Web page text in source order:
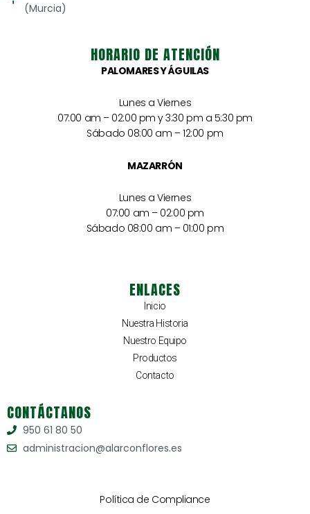
(Murcia)
HORARIO DE ATENCIÓN
PALOMARES Y ÁGUILAS
Lunes a Viernes
07:00 am – 02:00 pm y 3:30 pm a 5:30 pm
Sábado 08:00 am – 12:00 pm
MAZARRÓN
Lunes a Viernes
07:00 am – 02:00 pm
Sábado 08:00 am – 01:00 pm
ENLACES
Inicio
Nuestra Historia
Nuestro Equipo
Productos
Contacto
CONTÁCTANOS
950 61 80 50
administracion@alarconflores.es
Política de Compliance